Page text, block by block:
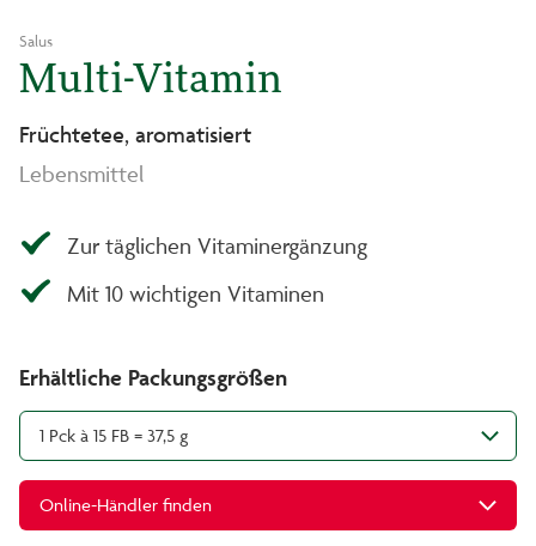
Salus
Multi-Vitamin
Früchtetee, aromatisiert
Lebensmittel
Zur täglichen Vitaminergänzung
Mit 10 wichtigen Vitaminen
Erhältliche Packungsgrößen
1 Pck à 15 FB = 37,5 g
Online-Händler finden